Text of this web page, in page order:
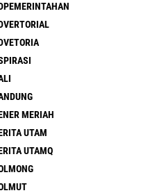
MERIAH
UTAM
UTAMQ